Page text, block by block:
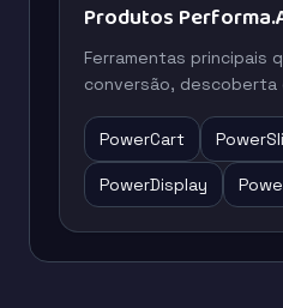
Produtos
Ferramentas principais
conversão, descoberta
PowerCart
PowerDisplay